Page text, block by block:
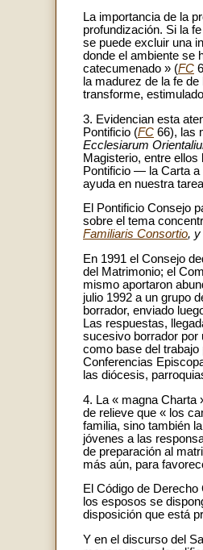
La importancia de la
profundización. Si la
se puede excluir una
donde el ambiente se
catecumenado » (FC
la madurez de la fe
transforme,
3. Evidencian esta
Pontificio (FC 66), las
Ecclesiarum
Magisterio, entre ellos
Pontificio — la Carta a
ayuda en nuestra
El Pontificio Consejo
sobre el tema
Familiaris Consortio, y
En 1991 el Consejo
del Matrimonio; el
mismo aportaron
julio 1992 a un grupo
borrador, enviado
Las respuestas,
sucesivo borrador por
como base del
Conferencias
las diócesis,
4. La « magna Charta
de relieve que « los
familia, sino también
jóvenes a las
de preparación al
más aún, para
El Código de
los esposos se
disposición que está
Y en el discurso del